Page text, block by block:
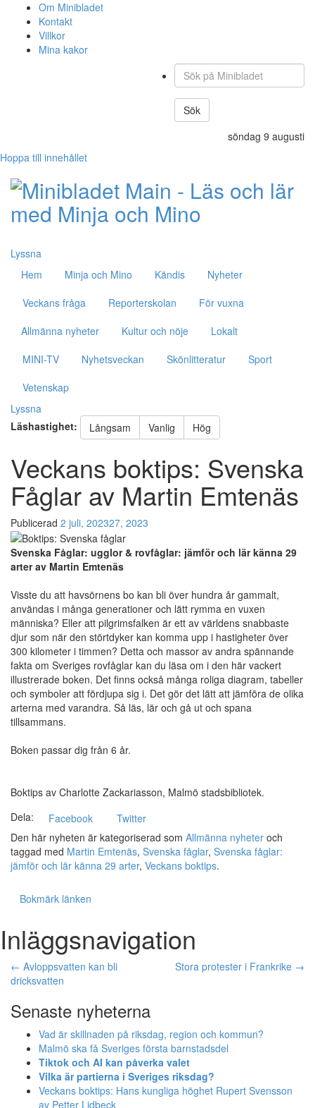
Om Minibladet
Kontakt
Villkor
Mina kakor
Sök
på
Minibladet
Sök
söndag 9 augusti
Hoppa till innehållet
Lyssna
Hem
Minja och Mino Kändis
Nyheter
Veckans fråga
Reporterskolan
För vuxna
Allmänna nyheter
Kultur och nöje
Lokalt
MINI-TV
Nyhetsveckan Skönlitteratur
Sport
Vetenskap
Lyssna
Läshastighet:
Långsam Vanlig Hög
Veckans boktips: Svenska
Fåglar av Martin Emtenäs
Publicerad 2 juli, 202327, 2023
Svenska Fåglar: ugglor & rovfåglar: jämför och lär känna 29
arter av Martin Emtenäs
Visste du att havsörnens bo kan bli över hundra år gammalt,
användas i många generationer och lätt rymma en vuxen
människa? Eller att pilgrimsfalken är ett av världens snabbaste
djur som när den störtdyker kan komma upp i hastigheter över
300 kilometer i timmen? Detta och massor av andra spännande
fakta om Sveriges rovfåglar kan du läsa om i den här vackert
illustrerade boken. Det finns också många roliga diagram, tabeller
och symboler att fördjupa sig i. Det gör det lätt att jämföra de olika
arterna med varandra. Så läs, lär och gå ut och spana
tillsammans.
Boken passar dig från 6 år.
Boktips av Charlotte Zackariasson, Malmö stadsbibliotek.
Dela:
Facebook
Twitter
Den här nyheten är kategoriserad som Allmänna nyheter och
taggad med Martin Emtenäs, Svenska fåglar, Svenska fåglar:
jämför och lär känna 29 arter, Veckans boktips.
Bokmärk länken
Inläggsnavigation
← Avloppsvatten kan bli
dricksvatten
Stora protester i Frankrike →
Senaste nyheterna
Vad är skillnaden på riksdag, region och kommun?
Malmö ska få Sveriges första barnstadsdel
Tiktok och AI kan påverka valet
Vilka är partierna i Sveriges riksdag?
Veckans boktips: Hans kungliga höghet Rupert Svensson
av Petter Lidbeck